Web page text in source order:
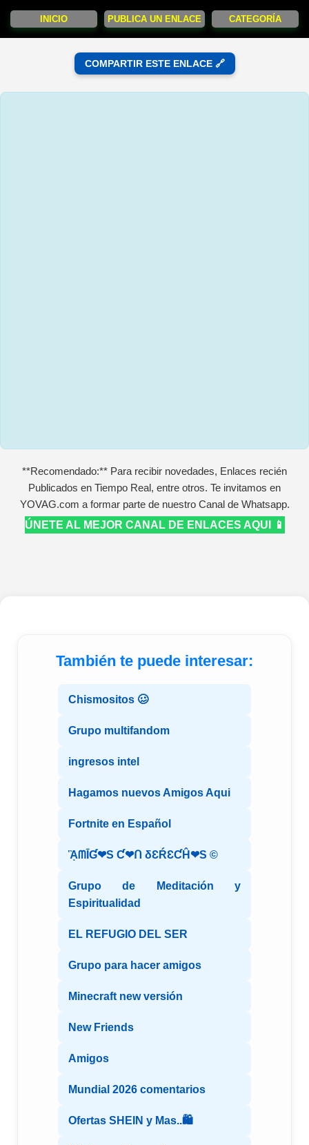
INICIO PUBLICA UN ENLACE CATEGORÍA
COMPARTIR ESTE ENLACE 🔗
**Recomendado:** Para recibir novedades, Enlaces recién
Publicados en Tiempo Real, entre otros. Te invitamos en
YOVAG.com a formar parte de nuestro Canal de Whatsapp.
ÚNETE AL MEJOR CANAL DE ENLACES AQUI 📱
También te puede interesar:
Chismositos 🥴
Grupo multifandom
ingresos intel
Hagamos nuevos Amigos Aqui
Fortnite en Español
ᾋᗰĪƓ❤S Ƈ❤ᑎ δƐŔƐƇĤ❤S ©️
Grupo de Meditación y
Espiritualidad
EL REFUGIO DEL SER
Grupo para hacer amigos
Minecraft new versión
New Friends
Amigos
Mundial 2026 comentarios
Ofertas SHEIN y Mas..🛍️